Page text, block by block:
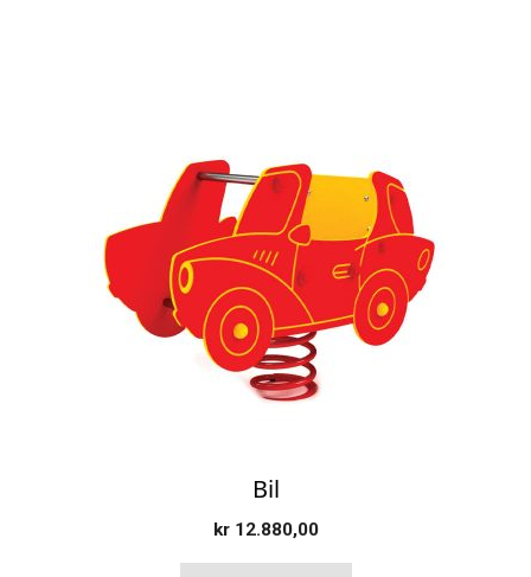
Bil
kr12.880,00